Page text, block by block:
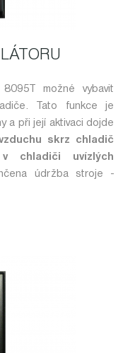
možné vybavit
Tato funkce je
a při její aktivaci dojde
skrz chladič
chladiči uvízlých
údržba stroje -